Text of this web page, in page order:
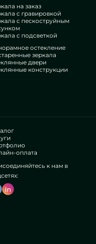
выбор, с
иным
свои пространства,
точно
панно из состаренных
очень разных
что заинтересует
Всю дорогу корпят над
определяют,
ситуациях.
состаренного зеркала
радующих отзывов —
помогает улучшить
выдавать все резче,
высококачественными
помогает
осуществлять
на заказ
с гравировкой
с пескоструйным
с подсветкой
остекление
зеркала
двери
конструкции
оплата
к нам в
In